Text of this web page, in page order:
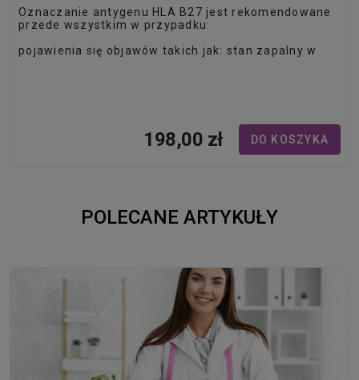
Oznaczanie antygenu HLA B27 jest rekomendowane
przede wszystkim w przypadku:
pojawienia się objawów takich jak: stan zapalny w
198,00 zł DO KOSZYKA
POLECANE ARTYKUŁY